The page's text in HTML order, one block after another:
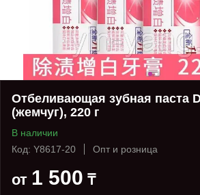
Отбеливающая зубная паста
(жемчуг), 220 г
В наличии
Код: Y8617-20
Опт и розница
от 1 500 ₸